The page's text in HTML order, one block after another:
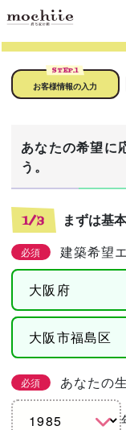
STEP.1
お客様情報の入力
あなたの希望に
う。
1/3 まずは基
必須 建築希望
必須 あなたの